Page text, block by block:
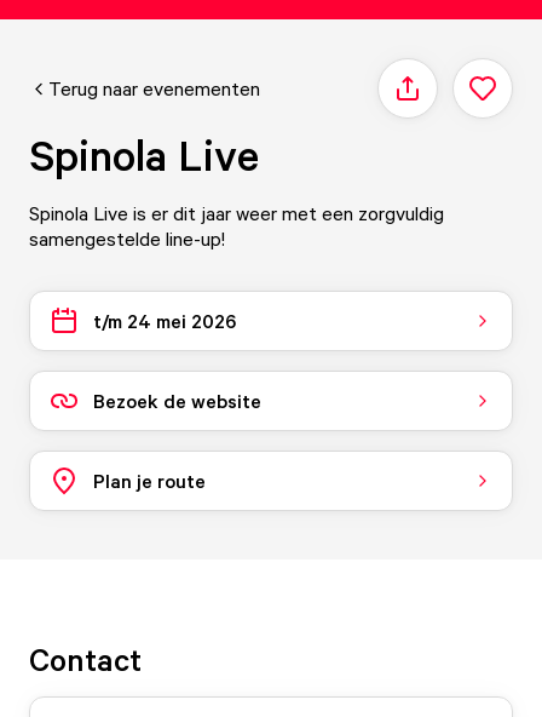
Terug naar evenementen Delen
Spinola Live
Spinola Live is er dit jaar weer met een zorgvuldig
samengestelde line-up!
t/m 24 mei 2026
Bezoek de website
Plan je route
Contact